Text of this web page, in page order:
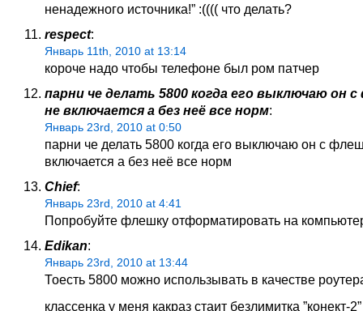
ненадежного источника!” :(((( что делать?
respect:
Январь 11th, 2010 at 13:14
короче надо чтобы телефоне был ром патчер
парни че делать 5800 когда его выключаю он
не включается а без неё все норм:
Январь 23rd, 2010 at 0:50
парни че делать 5800 когда его выключаю он с
включается а без неё все норм
Chief:
Январь 23rd, 2010 at 4:41
Попробуйте флешку отформатировать на
Edikan:
Январь 23rd, 2010 at 13:44
Тоесть 5800 можно использывать в качестве
классенка у меня какраз стаит безлимитка ”конект-